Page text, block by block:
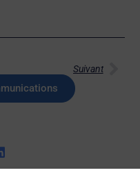
Suivant